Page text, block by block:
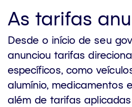
As tarifas
Desde o início de seu
anunciou tarifas
específicos, como
alumínio, medicamentos
além de tarifas